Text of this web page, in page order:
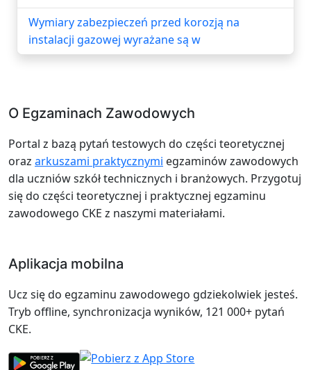
Wymiary zabezpieczeń przed korozją na
instalacji gazowej wyrażane są w
O Egzaminach Zawodowych
Portal z bazą pytań testowych do części teoretycznej
oraz arkuszami praktycznymi egzaminów zawodowych
dla uczniów szkół technicznych i branżowych. Przygotuj
się do części teoretycznej i praktycznej egzaminu
zawodowego CKE z naszymi materiałami.
Aplikacja mobilna
Ucz się do egzaminu zawodowego gdziekolwiek jesteś.
Tryb offline, synchronizacja wyników, 121 000+ pytań
CKE.